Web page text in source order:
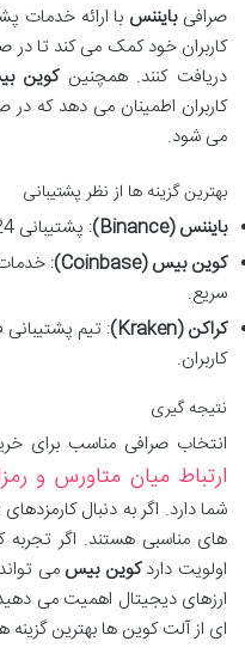
صرافیبایننس
کاربران خود کمک می کند تا
دریافت کنند. همچنینکوین
کاربران اطمینان می دهد که
می شود.
بهترین گزینه ها از نظر پشتیبانی
بایننس (Binance)
: پشتیبانی 24 ساعته و چت آنلاین.
کوین بیس (Coinbase)
:
سریع.
کراکن (Kraken)
: تیم پشتیبانی
کاربران.
نتیجه گیری
انتخاب صرافی مناسب برای
ارتباط میان متاورس و
شما دارد. اگر به دنبال
های مناسبی هستند. اگر تجربه
اولویت داردکوین بیس می
ارزهای دیجیتال اهمیت می
ای از آلت کوین ها بهترین گزینه